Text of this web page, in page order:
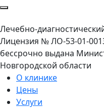
Лечебно-
Лицензия № ЛО-53-01-
бессрочно выдана
Новгородской области
О клинике
Цены
Услуги